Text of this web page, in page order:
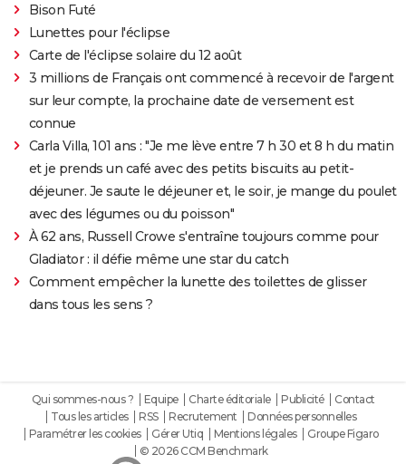
Bison Futé
Lunettes pour l'éclipse
Carte de l'éclipse solaire du 12 août
3 millions de Français ont commencé à recevoir de l'argent
sur leur compte, la prochaine date de versement est
connue
Carla Villa, 101 ans : "Je me lève entre 7 h 30 et 8 h du matin
et je prends un café avec des petits biscuits au petit-
déjeuner. Je saute le déjeuner et, le soir, je mange du poulet
avec des légumes ou du poisson"
À 62 ans, Russell Crowe s'entraîne toujours comme pour
Gladiator : il défie même une star du catch
Comment empêcher la lunette des toilettes de glisser
dans tous les sens ?
Qui sommes-nous ? Equipe Charte éditoriale Publicité
Contact
Tous les articles
RSS Recrutement
Données personnelles
Paramétrer les cookies
Gérer Utiq Mentions légales
Groupe Figaro
© 2026 CCM Benchmark